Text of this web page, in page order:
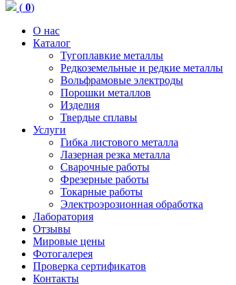
( 0)
О нас
Каталог
Тугоплавкие металлы
Редкоземельные и редкие металлы
Вольфрамовые электроды
Порошки металлов
Изделия
Твердые сплавы
Услуги
Гибка листового металла
Лазерная резка металла
Сварочные работы
Фрезерные работы
Токарные работы
Электроэрозионная обработка
Лаборатория
Отзывы
Мировые цены
Фотогалерея
Проверка сертификатов
Контакты